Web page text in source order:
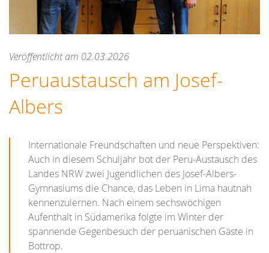
Veröffentlicht am 02.03.2026
Peruaustausch am Josef-
Albers
Internationale Freundschaften und neue Perspektiven:
Auch in diesem Schuljahr bot der Peru-Austausch des
Landes NRW zwei Jugendlichen des Josef-Albers-
Gymnasiums die Chance, das Leben in Lima hautnah
kennenzulernen. Nach einem sechswöchigen
Aufenthalt in Südamerika folgte im Winter der
spannende Gegenbesuch der peruanischen Gäste in
Bottrop.